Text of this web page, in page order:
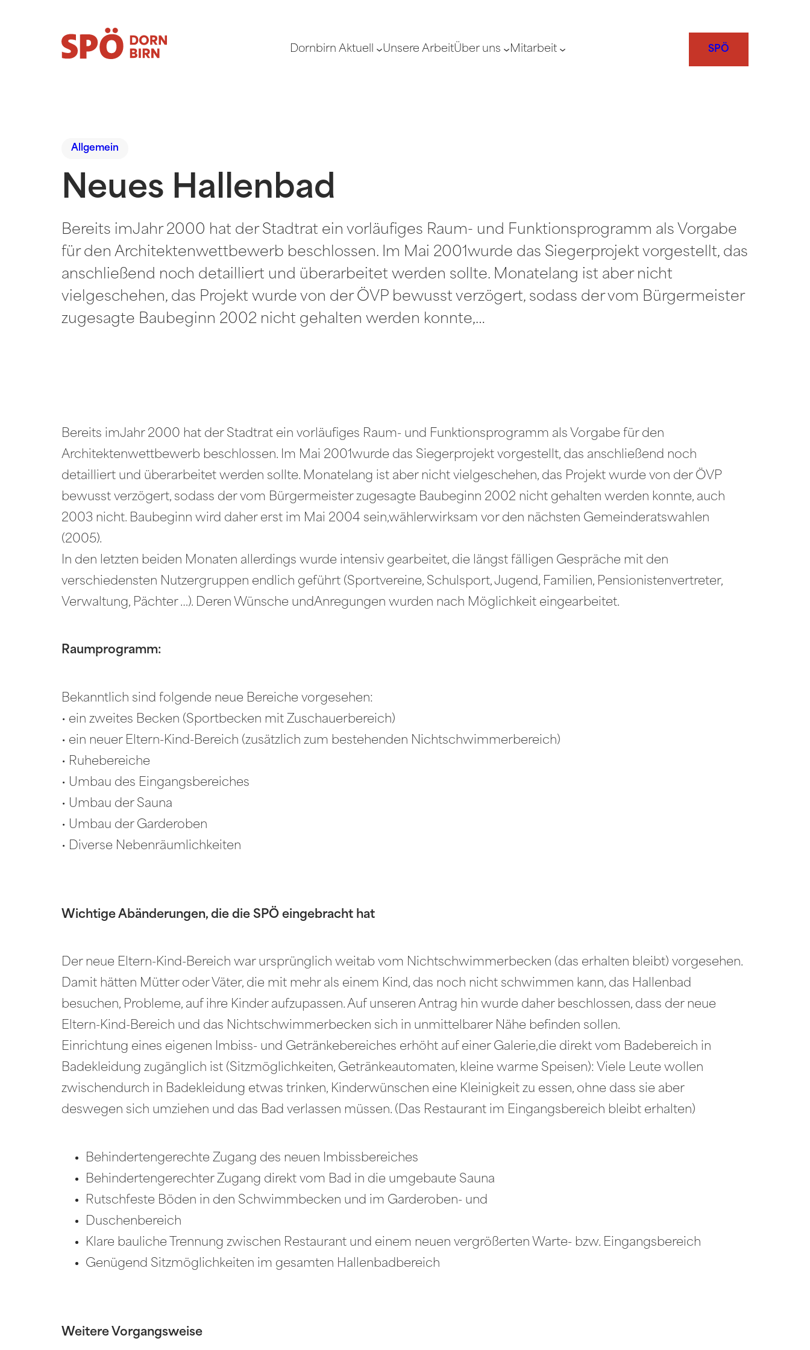
Dornbirn Aktuell Unsere ArbeitÜber uns Mitarbeit SPÖ
Allgemein
Neues Hallenbad
Bereits imJahr 2000 hat der Stadtrat ein vorläufiges Raum- und Funktionsprogramm als Vorgabe
für den Architektenwettbewerb beschlossen. Im Mai 2001wurde das Siegerprojekt vorgestellt, das
anschließend noch detailliert und überarbeitet werden sollte. Monatelang ist aber nicht
vielgeschehen, das Projekt wurde von der ÖVP bewusst verzögert, sodass der vom Bürgermeister
zugesagte Baubeginn 2002 nicht gehalten werden konnte,…
Bereits imJahr 2000 hat der Stadtrat ein vorläufiges Raum- und Funktionsprogramm als Vorgabe für den
Architektenwettbewerb beschlossen. Im Mai 2001wurde das Siegerprojekt vorgestellt, das anschließend noch
detailliert und überarbeitet werden sollte. Monatelang ist aber nicht vielgeschehen, das Projekt wurde von der ÖVP
bewusst verzögert, sodass der vom Bürgermeister zugesagte Baubeginn 2002 nicht gehalten werden konnte, auch
2003 nicht. Baubeginn wird daher erst im Mai 2004 sein,wählerwirksam vor den nächsten Gemeinderatswahlen
(2005).
In den letzten beiden Monaten allerdings wurde intensiv gearbeitet, die längst fälligen Gespräche mit den
verschiedensten Nutzergruppen endlich geführt (Sportvereine, Schulsport, Jugend, Familien, Pensionistenvertreter,
Verwaltung, Pächter …). Deren Wünsche undAnregungen wurden nach Möglichkeit eingearbeitet.
Raumprogramm:
Bekanntlich sind folgende neue Bereiche vorgesehen:
• ein zweites Becken (Sportbecken mit Zuschauerbereich)
• ein neuer Eltern-Kind-Bereich (zusätzlich zum bestehenden Nichtschwimmerbereich)
• Ruhebereiche
• Umbau des Eingangsbereiches
• Umbau der Sauna
• Umbau der Garderoben
• Diverse Nebenräumlichkeiten
Wichtige Abänderungen, die die SPÖ eingebracht hat
Der neue Eltern-Kind-Bereich war ursprünglich weitab vom Nichtschwimmerbecken (das erhalten bleibt) vorgesehen.
Damit hätten Mütter oder Väter, die mit mehr als einem Kind, das noch nicht schwimmen kann, das Hallenbad
besuchen, Probleme, auf ihre Kinder aufzupassen. Auf unseren Antrag hin wurde daher beschlossen, dass der neue
Eltern-Kind-Bereich und das Nichtschwimmerbecken sich in unmittelbarer Nähe befinden sollen.
Einrichtung eines eigenen Imbiss- und Getränkebereiches erhöht auf einer Galerie,die direkt vom Badebereich in
Badekleidung zugänglich ist (Sitzmöglichkeiten, Getränkeautomaten, kleine warme Speisen): Viele Leute wollen
zwischendurch in Badekleidung etwas trinken, Kinderwünschen eine Kleinigkeit zu essen, ohne dass sie aber
deswegen sich umziehen und das Bad verlassen müssen. (Das Restaurant im Eingangsbereich bleibt erhalten)
Behindertengerechte Zugang des neuen Imbissbereiches
Behindertengerechter Zugang direkt vom Bad in die umgebaute Sauna
Rutschfeste Böden in den Schwimmbecken und im Garderoben- und
Duschenbereich
Klare bauliche Trennung zwischen Restaurant und einem neuen vergrößerten Warte- bzw. Eingangsbereich
Genügend Sitzmöglichkeiten im gesamten Hallenbadbereich
Weitere Vorgangsweise